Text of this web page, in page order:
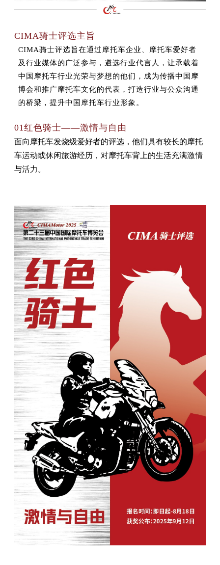
CIMA骑士评选主旨
CIMA骑士评选旨在通过摩托车企业、摩托车爱好者
及行业媒体的广泛参与，遴选行业代言人，让承载着
中国摩托车行业光荣与梦想的他们，成为传播中国摩
博会和推广摩托车文化的代表，打造行业与公众沟通
的桥梁，提升中国摩托车行业形象。
01红色骑士——激情与自由
面向摩托车发烧级爱好者的评选，他们具有较长的摩托
车运动或休闲旅游经历，对摩托车背上的生活充满激情
与活力。